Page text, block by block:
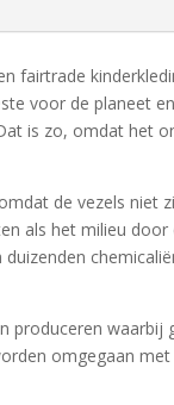
fairtrade
voor de planeet
is zo, omdat het
de vezels niet
als het milieu door
produceren waarbij
omgegaan met